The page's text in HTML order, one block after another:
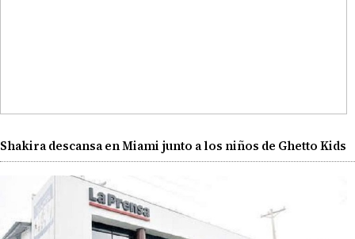
Shakira descansa en Miami junto a los niños de Ghetto Kids